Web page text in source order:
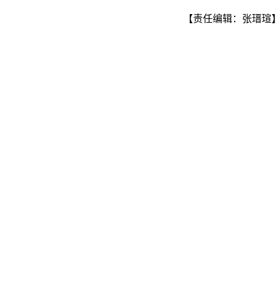
【责任编辑：张瑨瑄】